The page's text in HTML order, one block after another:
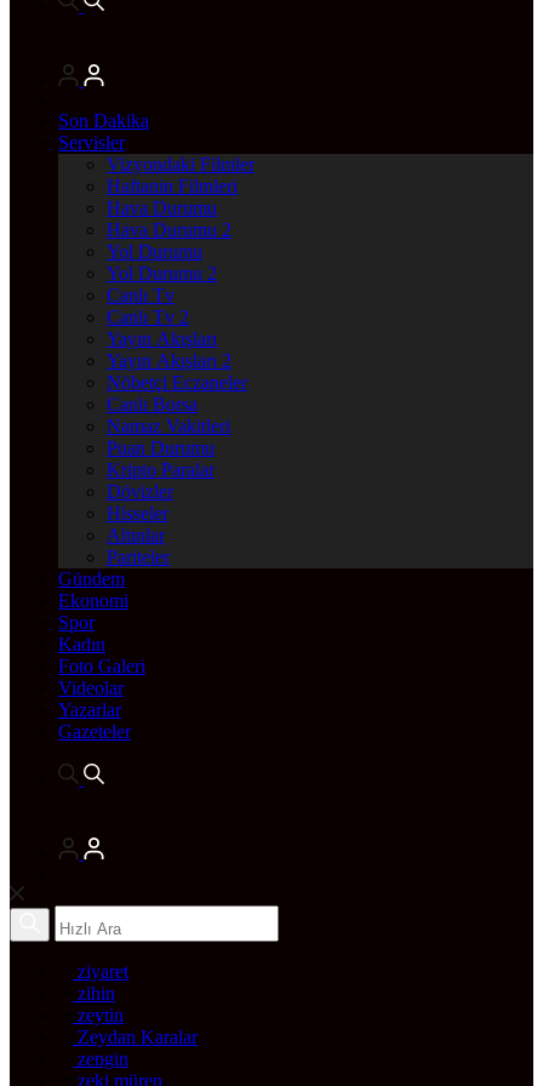
Son Dakika
Servisler
Vizyondaki Filmler
Haftanin Filmleri
Hava Durumu
Hava Durumu 2
Yol Durumu
Yol Durumu 2
Canlı Tv
Canlı Tv 2
Yayın Akışları
Yayın Akışları 2
Nöbetçi Eczaneler
Canlı Borsa
Namaz Vakitleri
Puan Durumu
Kripto Paralar
Dövizler
Hisseler
Altınlar
Pariteler
Gündem
Ekonomi
Spor
Kadın
Foto Galeri
Videolar
Yazarlar
Gazeteler
ziyaret
zihin
zeytin
Zeydan Karalar
zengin
zeki müren